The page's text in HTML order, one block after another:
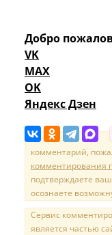
Добро
VK
MAX
OK
Яндекс Дзен
комментарий,
комментирования
подтверждаете
осознаете
Сервис
является частью